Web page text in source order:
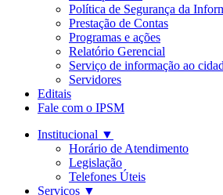
Política de Segurança da
Prestação de Contas
Programas e ações
Relatório Gerencial
Serviço de informação ao
Servidores
Editais
Fale com o IPSM
Institucional ▼
Horário de Atendimento
Legislação
Telefones Úteis
Serviços ▼